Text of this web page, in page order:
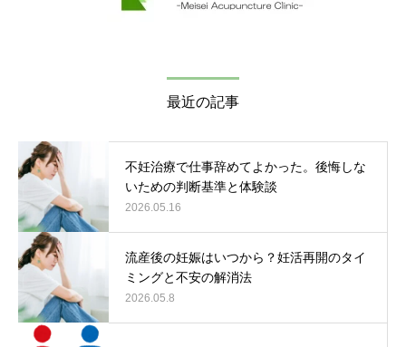
最近の記事
不妊治療で仕事辞めてよかった。後悔しな
いための判断基準と体験談
2026.05.16
流産後の妊娠はいつから？妊活再開のタイ
ミングと不安の解消法
2026.05.8